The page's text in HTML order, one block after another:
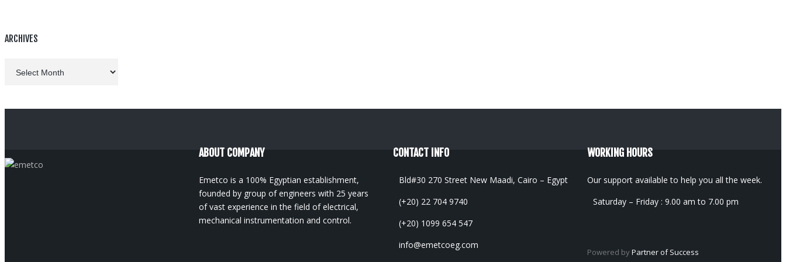
ARCHIVES
ABOUT COMPANY
Emetco is a 100% Egyptian establishment,
founded by group of engineers with 25 years
of vast experience in the field of electrical,
mechanical instrumentation and control.
CONTACT INFO
Bld#30 270 Street New Maadi, Cairo – Egypt
(+20) 22 704 9740
(+20) 1099 654 547
info@emetcoeg.com
WORKING HOURS
Our support available to help you all the week.
Saturday – Friday : 9.00 am to 7.00 pm
Powered byPartner of Success